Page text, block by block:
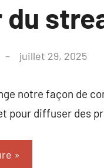
juillet 29, 2025
notre façon de
pour diffuser des